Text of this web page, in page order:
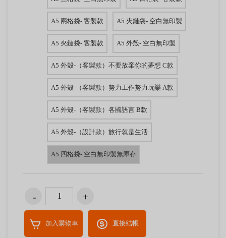
A5 兩格袋- 客製款 A5 夾鏈袋- 空白無印製
A5 夾鏈袋- 客製款 A5 外殼- 空白無印製
A5 外殼-（客製款）不要放棄你的夢想 C款
A5 外殼-（客製款）努力工作努力玩樂 A款
A5 外殼-（客製款）各國語言 B款
A5 外殼-（設計款）旅行就是生活
A5 四格袋- 空白無印製無庫存
加入購物車 直接結帳